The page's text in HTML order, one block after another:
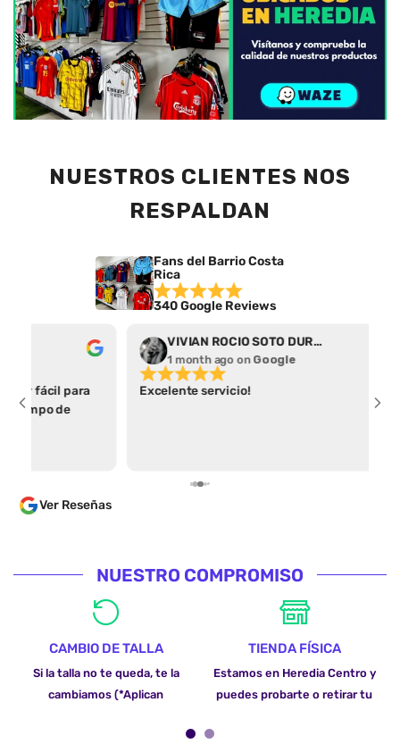
NUESTROS CLIENTES NOS
RESPALDAN
Fans del Barrio Costa
Rica
340 Google Reviews
VIVIAN ROCIO SOTO DURAN
1 month ago Google
Excelente servicio!
lo más
Ver Reseñas
NUESTRO COMPROMISO
CAMBIO DE TALLA
Si la talla no te queda, te la
cambiamos (*Aplican
TIENDA FÍSICA
Estamos en Heredia Centro y
puedes probarte o retirar tu